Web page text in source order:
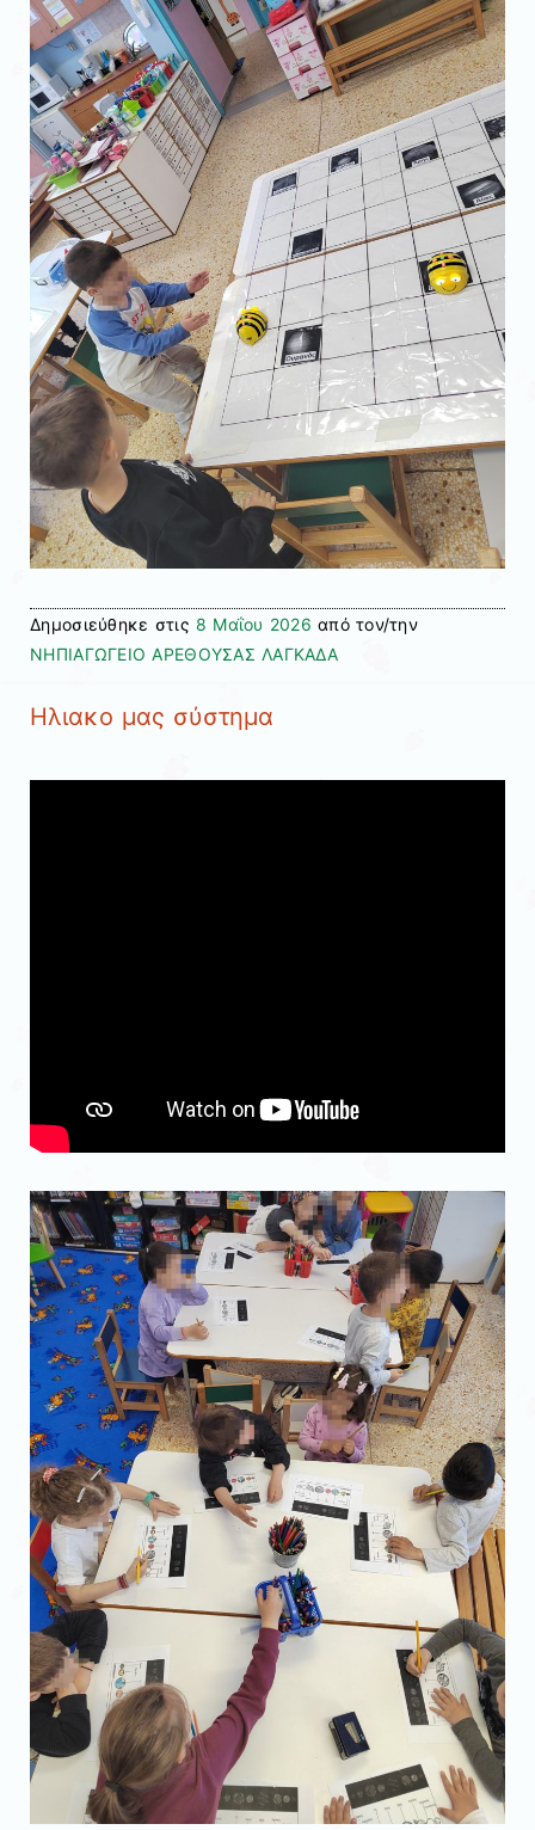
Δημοσιεύθηκε στις 8 Μαΐου 2026 από τον/την
ΝΗΠΙΑΓΩΓΕΙΟ ΑΡΕΘΟΥΣΑΣ ΛΑΓΚΑΔΑ
Ηλιακο μας σύστημα